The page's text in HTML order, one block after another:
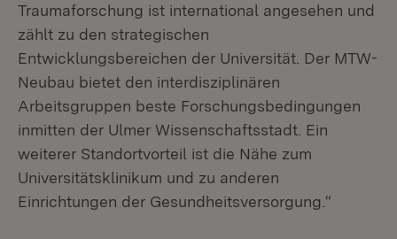
Traumaforschung ist international angesehen und
zählt zu den strategischen
Entwicklungsbereichen der Universität. Der MTW-
Neubau bietet den interdisziplinären
Arbeitsgruppen beste Forschungsbedingungen
inmitten der Ulmer Wissenschaftsstadt. Ein
weiterer Standortvorteil ist die Nähe zum
Universitätsklinikum und zu anderen
Einrichtungen der Gesundheitsversorgung.“